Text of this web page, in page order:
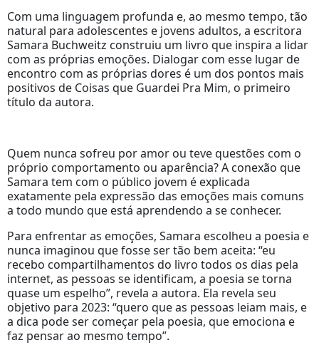
Com uma linguagem profunda e, ao mesmo tempo, tão
natural para adolescentes e jovens adultos, a escritora
Samara Buchweitz construiu um livro que inspira a lidar
com as próprias emoções. Dialogar com esse lugar de
encontro com as próprias dores é um dos pontos mais
positivos de Coisas que Guardei Pra Mim, o primeiro
título da autora.
Quem nunca sofreu por amor ou teve questões com o
próprio comportamento ou aparência? A conexão que
Samara tem com o público jovem é explicada
exatamente pela expressão das emoções mais comuns
a todo mundo que está aprendendo a se conhecer.
Para enfrentar as emoções, Samara escolheu a poesia e
nunca imaginou que fosse ser tão bem aceita: “eu
recebo compartilhamentos do livro todos os dias pela
internet, as pessoas se identificam, a poesia se torna
quase um espelho”, revela a autora. Ela revela seu
objetivo para 2023: “quero que as pessoas leiam mais, e
a dica pode ser começar pela poesia, que emociona e
faz pensar ao mesmo tempo”.